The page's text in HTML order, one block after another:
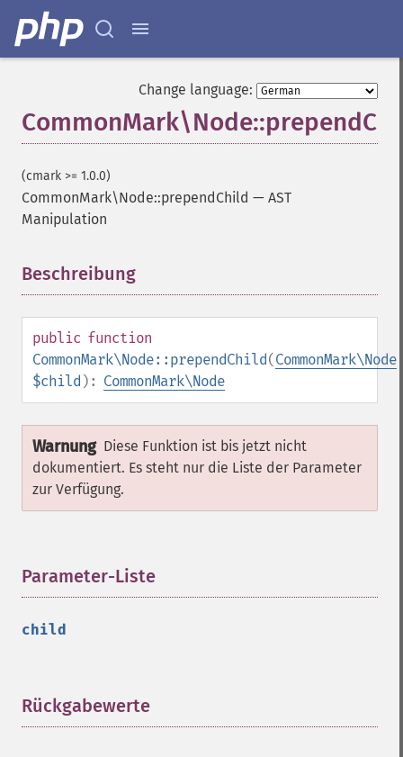
Change language:
(cmark >= 1.0.0)
CommonMark\Node::prependChild — AST
Manipulation
Beschreibung
public function
CommonMark\Node::prependChild(CommonMark\Node
$child ): CommonMark\Node
Warnung Diese Funktion ist bis jetzt nicht
dokumentiert. Es steht nur die Liste der Parameter
zur Verfügung.
Parameter-Liste
child
Rückgabewerte